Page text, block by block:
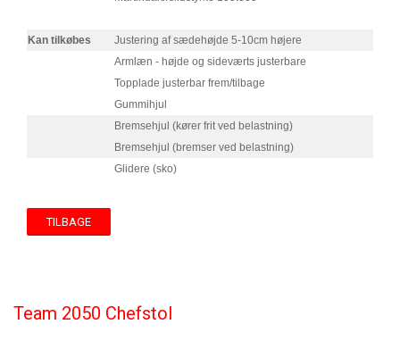
Kan tilkøbes
Justering af sædehøjde 5-10cm højere
Armlæn - højde og sideværts justerbare
Topplade justerbar frem/tilbage
Gummihjul
Bremsehjul (kører frit ved belastning)
Bremsehjul (bremser ved belastning)
Glidere (sko)
TILBAGE
Team 2050 Chefstol